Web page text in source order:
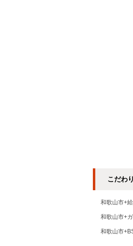
こだわ
和歌山市+
和歌山市+
和歌山市